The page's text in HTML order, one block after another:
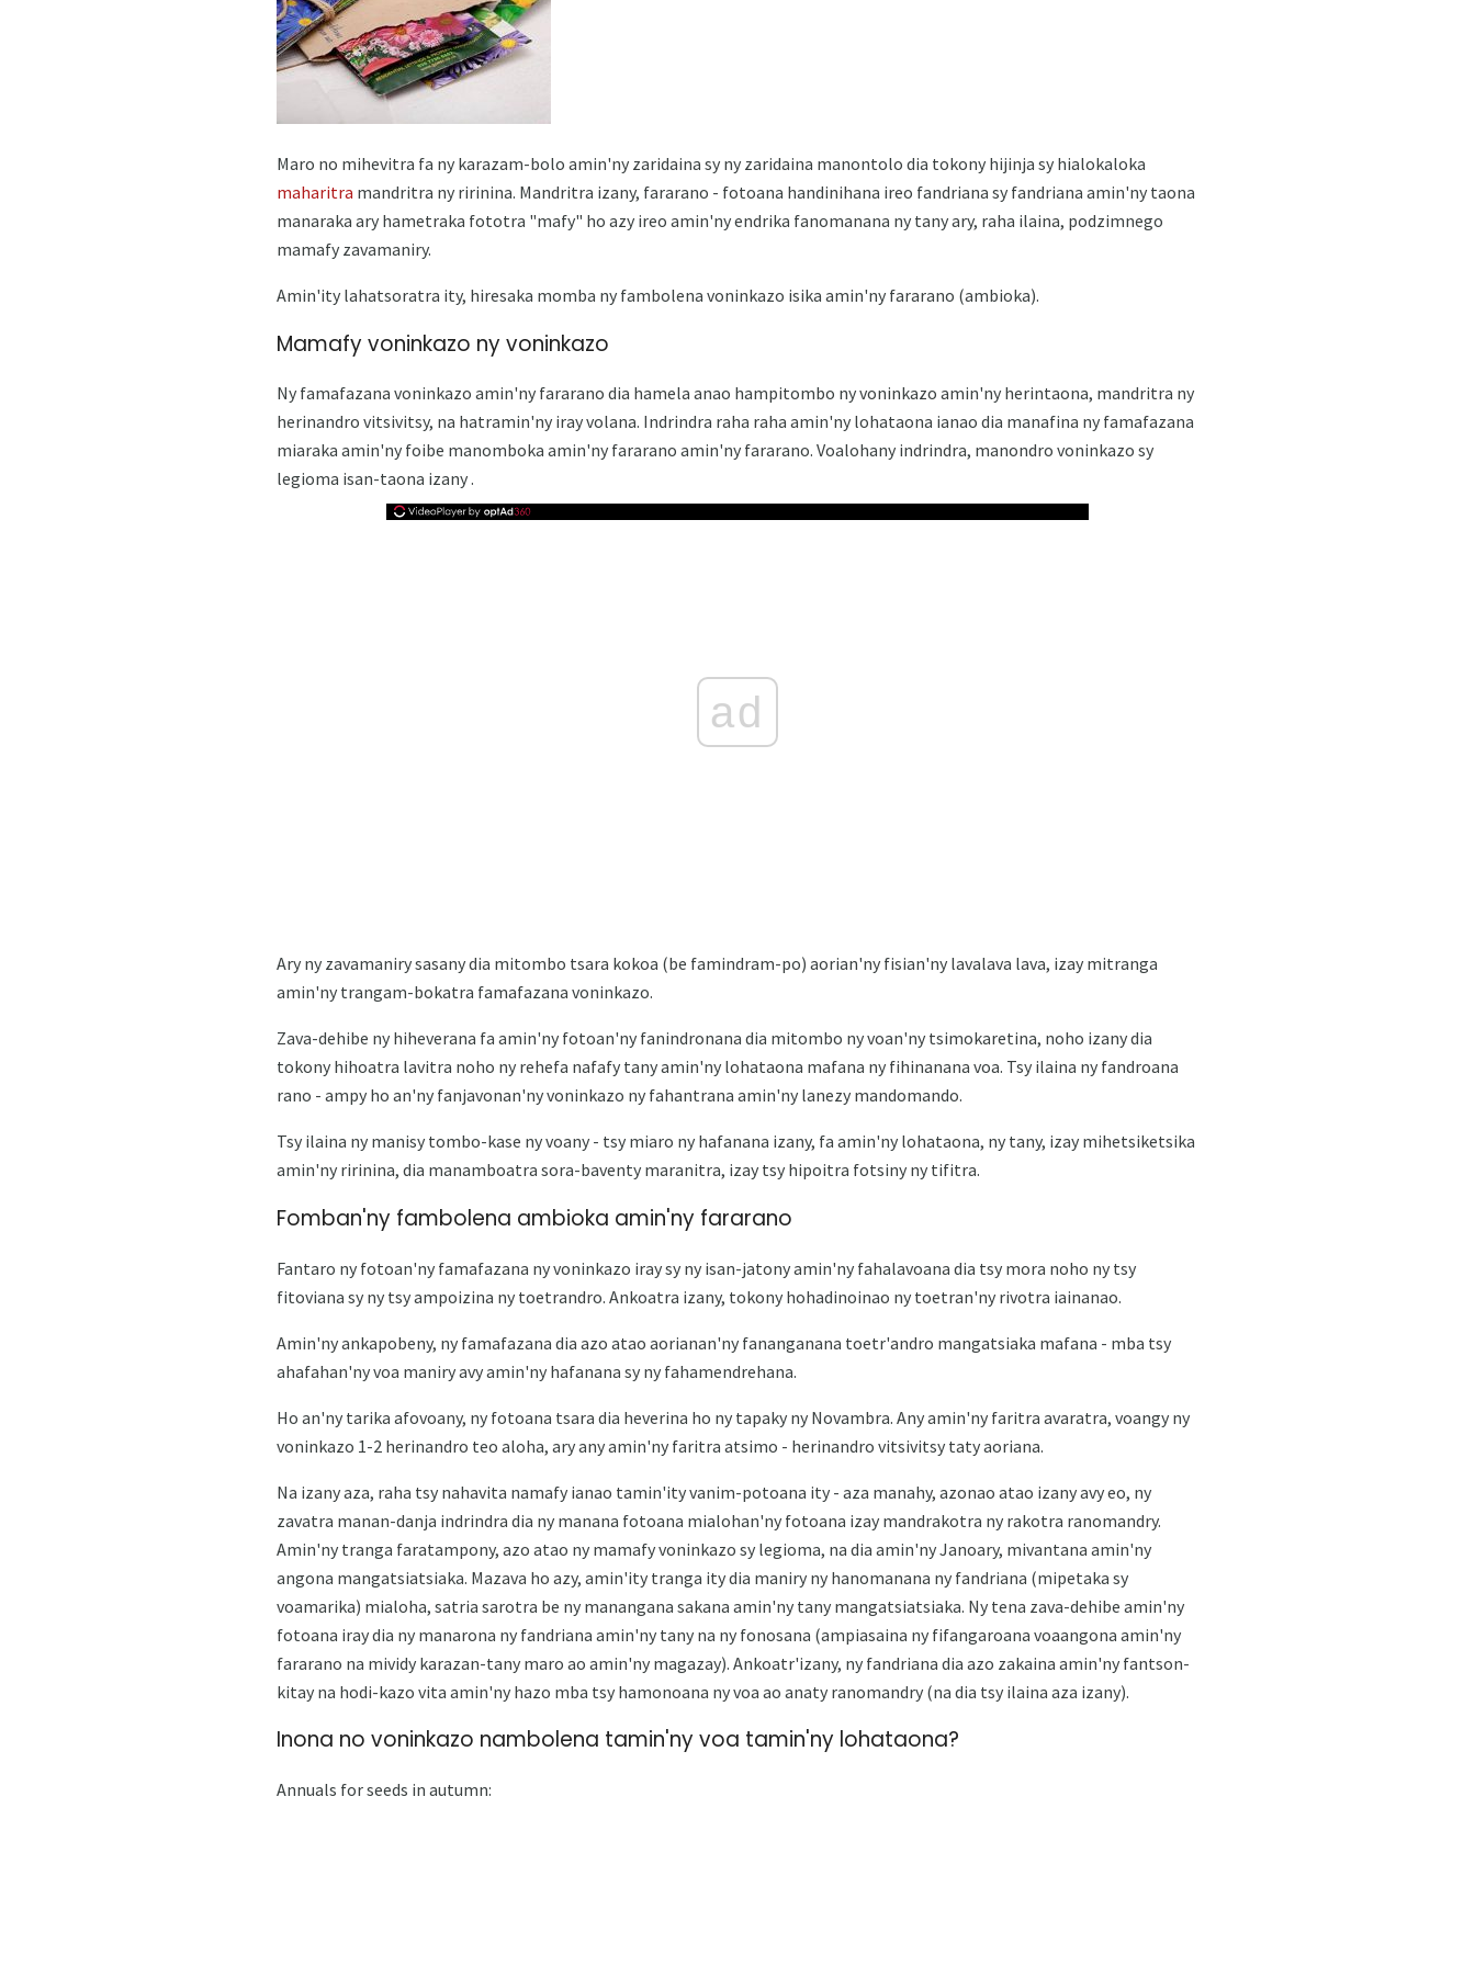
Maro no mihevitra fa ny karazam-bolo amin'ny zaridaina sy ny zaridaina manontolo dia tokony hijinja sy hialokaloka
maharitra mandritra ny ririnina. Mandritra izany, fararano - fotoana handinihana ireo fandriana sy fandriana amin'ny taona
manaraka ary hametraka fototra "mafy" ho azy ireo amin'ny endrika fanomanana ny tany ary, raha ilaina, podzimnego
mamafy zavamaniry.
Amin'ity lahatsoratra ity, hiresaka momba ny fambolena voninkazo isika amin'ny fararano (ambioka).
Mamafy voninkazo ny voninkazo
Ny famafazana voninkazo amin'ny fararano dia hamela anao hampitombo ny voninkazo amin'ny herintaona, mandritra ny
herinandro vitsivitsy, na hatramin'ny iray volana. Indrindra raha raha amin'ny lohataona ianao dia manafina ny famafazana
miaraka amin'ny foibe manomboka amin'ny fararano amin'ny fararano. Voalohany indrindra, manondro voninkazo sy
legioma isan-taona izany .
ad
Ary ny zavamaniry sasany dia mitombo tsara kokoa (be famindram-po) aorian'ny fisian'ny lavalava lava, izay mitranga
amin'ny trangam-bokatra famafazana voninkazo.
Zava-dehibe ny hiheverana fa amin'ny fotoan'ny fanindronana dia mitombo ny voan'ny tsimokaretina, noho izany dia
tokony hihoatra lavitra noho ny rehefa nafafy tany amin'ny lohataona mafana ny fihinanana voa. Tsy ilaina ny fandroana
rano - ampy ho an'ny fanjavonan'ny voninkazo ny fahantrana amin'ny lanezy mandomando.
Tsy ilaina ny manisy tombo-kase ny voany - tsy miaro ny hafanana izany, fa amin'ny lohataona, ny tany, izay mihetsiketsika
amin'ny ririnina, dia manamboatra sora-baventy maranitra, izay tsy hipoitra fotsiny ny tifitra.
Fomban'ny fambolena ambioka amin'ny fararano
Fantaro ny fotoan'ny famafazana ny voninkazo iray sy ny isan-jatony amin'ny fahalavoana dia tsy mora noho ny tsy
fitoviana sy ny tsy ampoizina ny toetrandro. Ankoatra izany, tokony hohadinoinao ny toetran'ny rivotra iainanao.
Amin'ny ankapobeny, ny famafazana dia azo atao aorianan'ny fananganana toetr'andro mangatsiaka mafana - mba tsy
ahafahan'ny voa maniry avy amin'ny hafanana sy ny fahamendrehana.
Ho an'ny tarika afovoany, ny fotoana tsara dia heverina ho ny tapaky ny Novambra. Any amin'ny faritra avaratra, voangy ny
voninkazo 1-2 herinandro teo aloha, ary any amin'ny faritra atsimo - herinandro vitsivitsy taty aoriana.
Na izany aza, raha tsy nahavita namafy ianao tamin'ity vanim-potoana ity - aza manahy, azonao atao izany avy eo, ny
zavatra manan-danja indrindra dia ny manana fotoana mialohan'ny fotoana izay mandrakotra ny rakotra ranomandry.
Amin'ny tranga faratampony, azo atao ny mamafy voninkazo sy legioma, na dia amin'ny Janoary, mivantana amin'ny
angona mangatsiatsiaka. Mazava ho azy, amin'ity tranga ity dia maniry ny hanomanana ny fandriana (mipetaka sy
voamarika) mialoha, satria sarotra be ny manangana sakana amin'ny tany mangatsiatsiaka. Ny tena zava-dehibe amin'ny
fotoana iray dia ny manarona ny fandriana amin'ny tany na ny fonosana (ampiasaina ny fifangaroana voaangona amin'ny
fararano na mividy karazan-tany maro ao amin'ny magazay). Ankoatr'izany, ny fandriana dia azo zakaina amin'ny fantson-
kitay na hodi-kazo vita amin'ny hazo mba tsy hamonoana ny voa ao anaty ranomandry (na dia tsy ilaina aza izany).
Inona no voninkazo nambolena tamin'ny voa tamin'ny lohataona?
Annuals for seeds in autumn: